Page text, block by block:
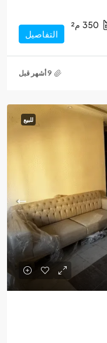
350 م²
التفاصيل
للبيع